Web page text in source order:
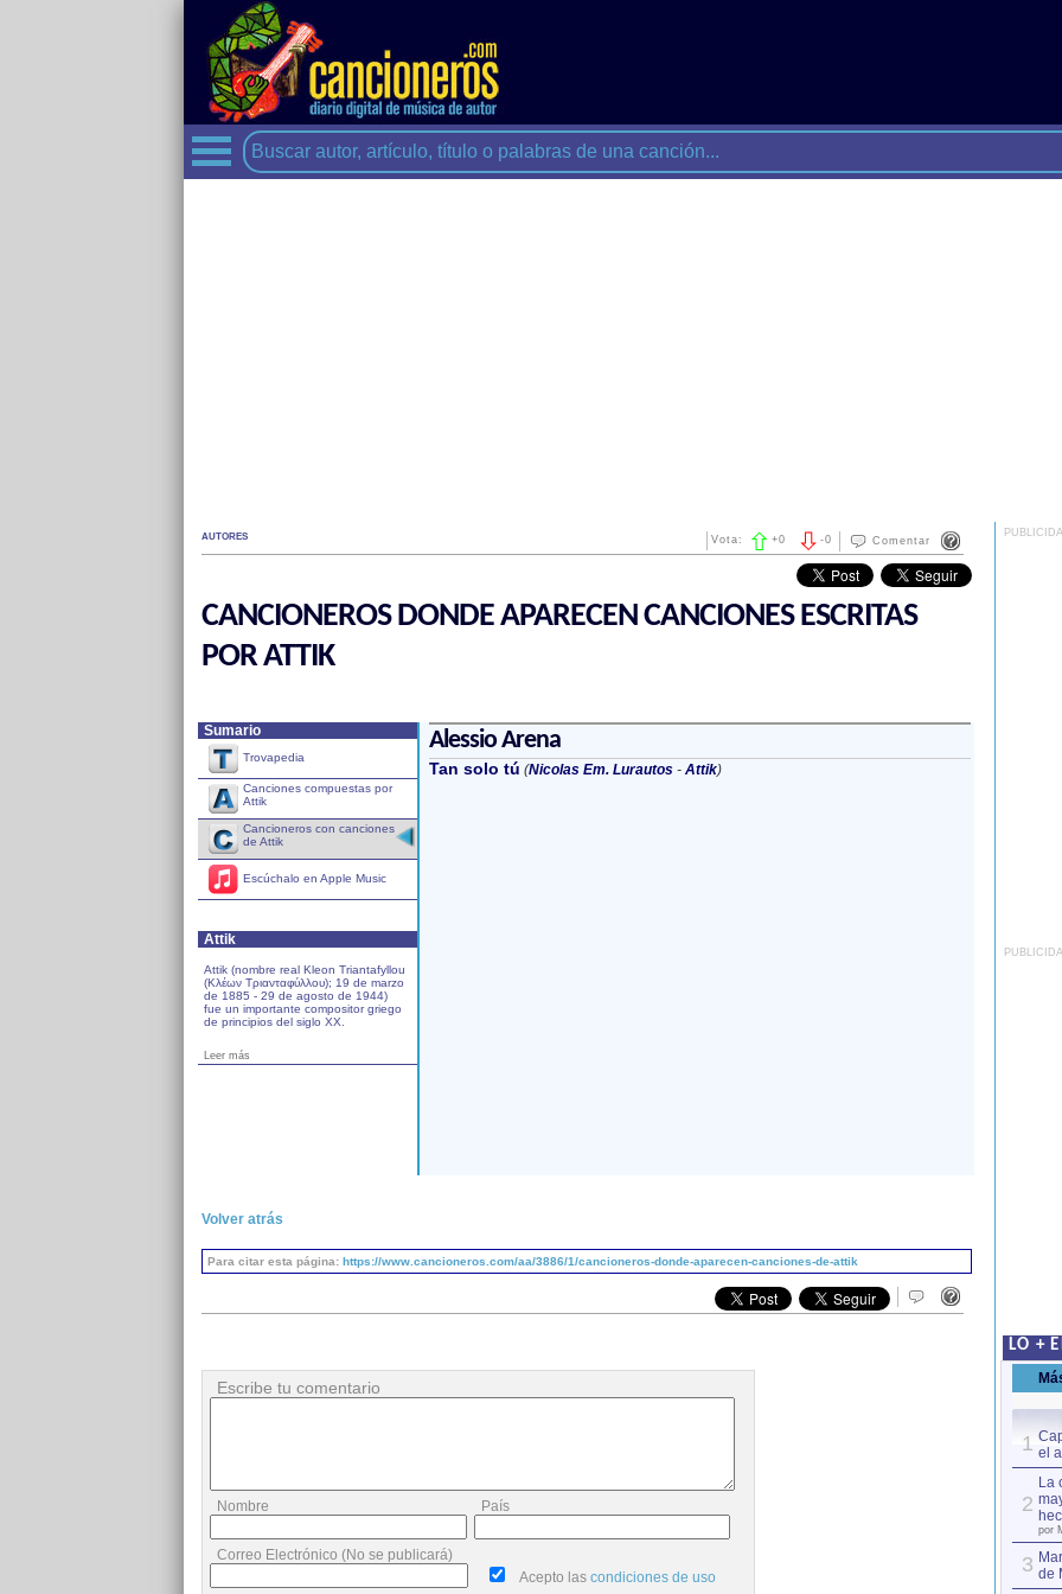
AUTORES Comentar
-0
Vota: +0
CANCIONEROS DONDE APARECEN CANCIONES ESCRITAS
POR ATTIK
Sumario
Trovapedia
Canciones compuestas por
Attik
Cancioneros con canciones
de Attik
Escúchalo en Apple Music
Attik
Attik (nombre real Kleon Triantafyllou
(Κλέων Τριανταφύλλου); 19 de marzo
de 1885 - 29 de agosto de 1944)
fue un importante compositor griego
de principios del siglo XX.
Leer más
Alessio Arena
Tan solo tú (Nicolas Em. Lurautos- Attik)
Volver atrás
Para citar esta página: https://www.cancioneros.com/aa/3886/1/cancioneros-donde-aparecen-canciones-de-attik
Escribe tu comentario
Nombre País
Correo Electrónico (No se publicará)
Acepto las condiciones de uso
LO +
1 el
2
La
por
3 de